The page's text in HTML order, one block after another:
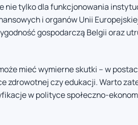
nie tylko dla funkcjonowania
i organów Unii
gospodarczą Belgii oraz
mieć wymierne skutki – w
zdrowotnej czy edukacji. Warto
w polityce społeczno-